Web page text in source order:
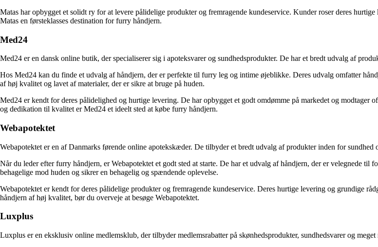
Matas har opbygget et solidt ry for at levere pålidelige produkter og fremragende kundeservice. Kunder roser deres
Matas en førsteklasses destination for furry håndjern.
Med24
Med24 er en dansk online butik, der specialiserer sig i apoteksvarer og sundhedsprodukter. De har et bredt udvalg af
Hos Med24 kan du finde et udvalg af håndjern, der er perfekte til furry leg og intime øjeblikke. Deres udvalg omfatter
af høj kvalitet og lavet af materialer, der er sikre at bruge på huden.
Med24 er kendt for deres pålidelighed og hurtige levering. De har opbygget et godt omdømme på markedet og modtager
og dedikation til kvalitet er Med24 et ideelt sted at købe furry håndjern.
Webapotektet
Webapotektet er en af Danmarks førende online apotekskæder. De tilbyder et bredt udvalg af produkter inden for sundhed
Når du leder efter furry håndjern, er Webapotektet et godt sted at starte. De har et udvalg af håndjern, der er velegnede
behagelige mod huden og sikrer en behagelig og spændende oplevelse.
Webapotektet er kendt for deres pålidelige produkter og fremragende kundeservice. Deres hurtige levering og grundige
håndjern af høj kvalitet, bør du overveje at besøge Webapotektet.
Luxplus
Luxplus er en eksklusiv online medlemsklub, der tilbyder medlemsrabatter på skønhedsprodukter, sundhedsvarer og